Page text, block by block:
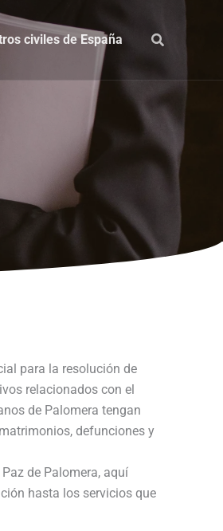
civiles de España
para la resolución de
relacionados con el
de Palomera tengan
defunciones y
de Palomera, aquí
hasta los servicios que